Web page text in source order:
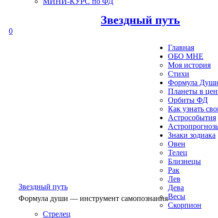
Звездный путь
0
Звездный путь
Формула души — инструмент самопознания
Главная
ОБО МНЕ
Моя история
Стихи
Формула Души
Планеты в
Орбиты ФД
Как узнать
Астрособытия
Знаки зодиака
Овен
Телец
Близнецы
Рак
Лев
Дева
Весы
Скорпион
Стрелец